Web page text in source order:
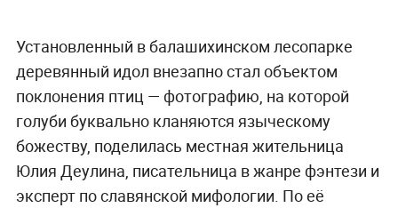
Установленный в балашихинском лесопарке
деревянный идол внезапно стал объектом
поклонения птиц — фотографию, на которой
голуби буквально кланяются языческому
божеству, поделилась местная жительница
Юлия Деулина, писательница в жанре фэнтези и
эксперт по славянской мифологии. По её